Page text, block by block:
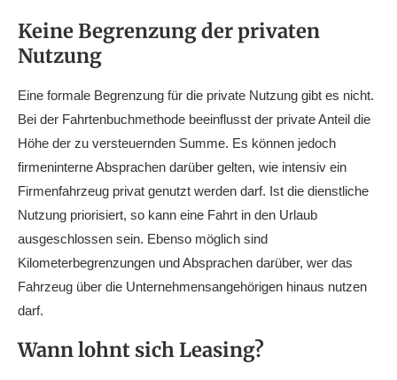
Keine Begrenzung der privaten
Nutzung
Eine formale Begrenzung für die private Nutzung gibt es nicht.
Bei der Fahrtenbuchmethode beeinflusst der private Anteil die
Höhe der zu versteuernden Summe. Es können jedoch
firmeninterne Absprachen darüber gelten, wie intensiv ein
Firmenfahrzeug privat genutzt werden darf. Ist die dienstliche
Nutzung priorisiert, so kann eine Fahrt in den Urlaub
ausgeschlossen sein. Ebenso möglich sind
Kilometerbegrenzungen und Absprachen darüber, wer das
Fahrzeug über die Unternehmensangehörigen hinaus nutzen
darf.
Wann lohnt sich Leasing?